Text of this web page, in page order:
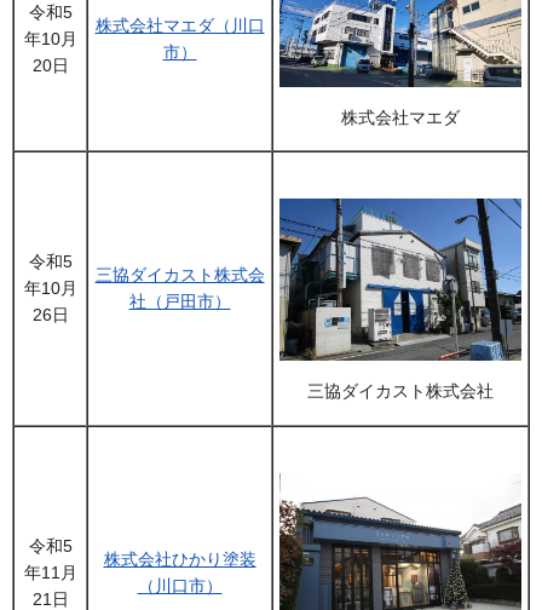
令和5
年10月
20日
株式会社マエダ（川口
市）
株式会社マエダ
令和5
年10月
26日
三協ダイカスト株式会
社（戸田市）
三協ダイカスト株式会社
令和5
年11月
21日
株式会社ひかり塗装
（川口市）